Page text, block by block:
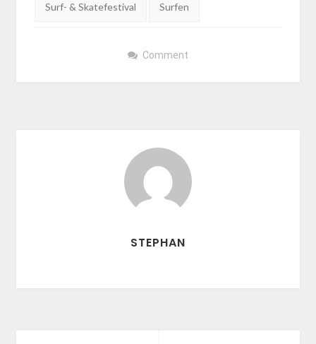
Surf- & Skatefestival Surfen
Comment
STEPHAN